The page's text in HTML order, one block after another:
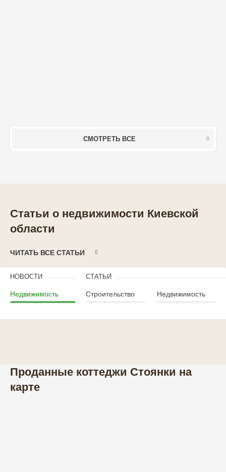
СМОТРЕТЬ ВСЕ
Статьи о недвижимости Киевской
области
ЧИТАТЬ ВСЕ СТАТЬИ
НОВОСТИ
Недвижимость
СТАТЬИ
Строительство Недвижимость
Проданные коттеджи Стоянки на
карте